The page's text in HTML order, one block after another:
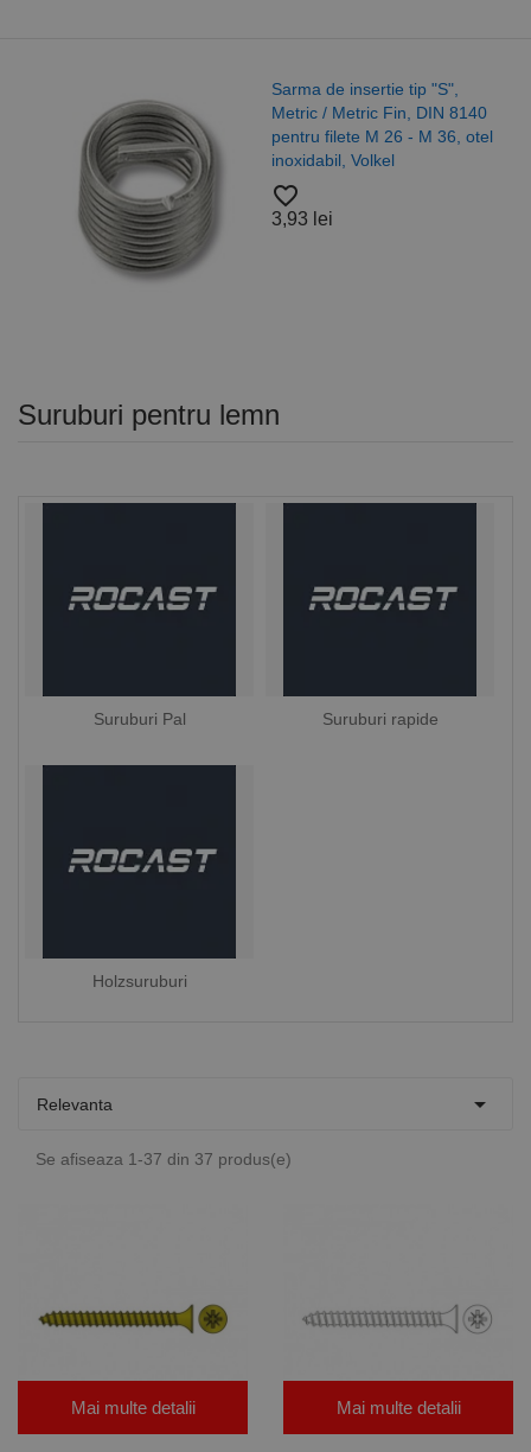
Sarma de insertie tip "S",
Metric / Metric Fin, DIN 8140
pentru filete M 26 - M 36, otel
inoxidabil, Volkel
favorite_border
3,93 lei
Suruburi pentru lemn
Suruburi Pal Suruburi rapide
Holzsuruburi
Relevanta 
Se afiseaza 1-37 din 37 produs(e)
Mai multe detalii Mai multe detalii